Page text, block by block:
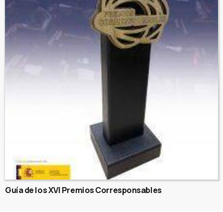
Guía de los XVI Premios Corresponsables